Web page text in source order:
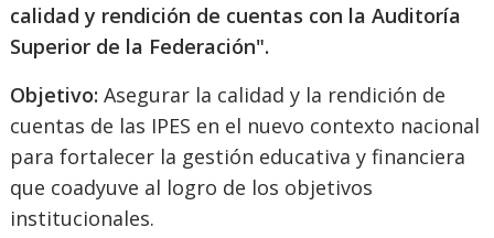
calidad y rendición de cuentas con la Auditoría
Superior de la Federación".
Objetivo: Asegurar la calidad y la rendición de
cuentas de las IPES en el nuevo contexto nacional
para fortalecer la gestión educativa y financiera
que coadyuve al logro de los objetivos
institucionales.